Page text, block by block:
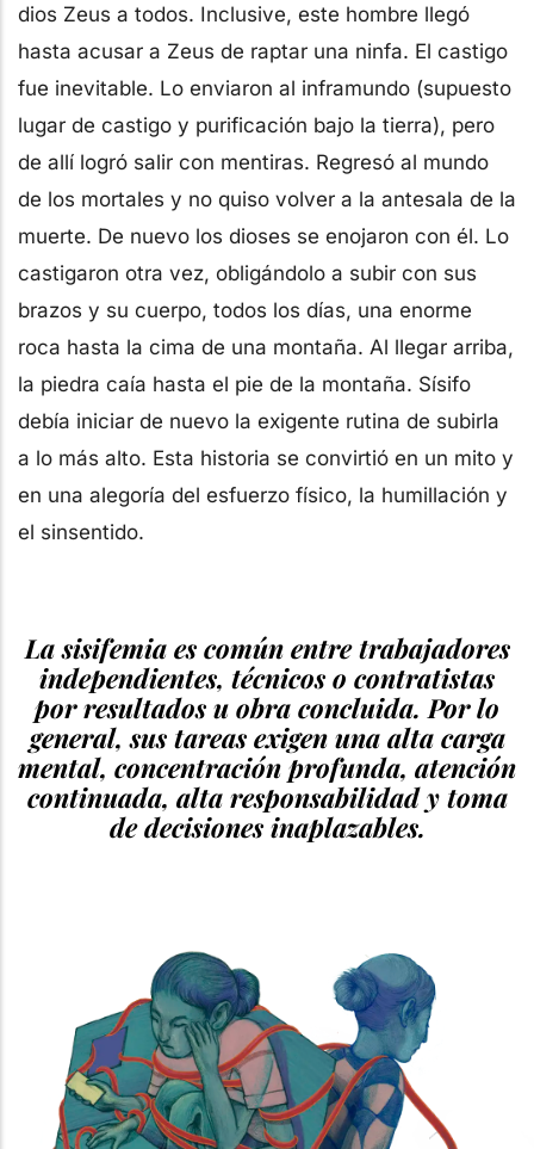
dios Zeus a todos. Inclusive, este hombre llegó
hasta acusar a Zeus de raptar una ninfa. El castigo
fue inevitable. Lo enviaron al inframundo (supuesto
lugar de castigo y purificación bajo la tierra), pero
de allí logró salir con mentiras. Regresó al mundo
de los mortales y no quiso volver a la antesala de la
muerte. De nuevo los dioses se enojaron con él. Lo
castigaron otra vez, obligándolo a subir con sus
brazos y su cuerpo, todos los días, una enorme
roca hasta la cima de una montaña. Al llegar arriba,
la piedra caía hasta el pie de la montaña. Sísifo
debía iniciar de nuevo la exigente rutina de subirla
a lo más alto. Esta historia se convirtió en un mito y
en una alegoría del esfuerzo físico, la humillación y
el sinsentido.
La sisifemia es común entre trabajadores
independientes, técnicos o contratistas
por resultados u obra concluida. Por lo
general, sus tareas exigen una alta carga
mental, concentración profunda, atención
continuada, alta responsabilidad y toma
de decisiones inaplazables.